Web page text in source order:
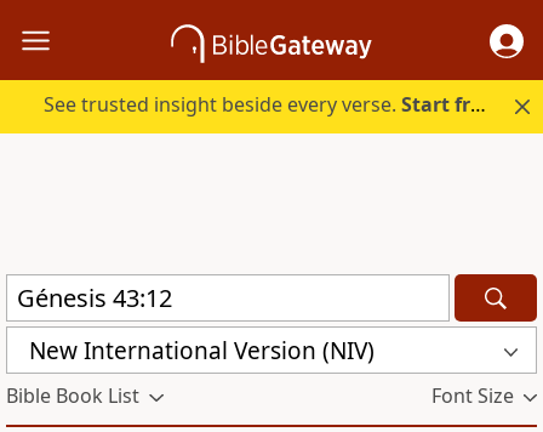
See trusted insight beside every verse.Start free.
New International Version (NIV)
Bible Book List Font Size